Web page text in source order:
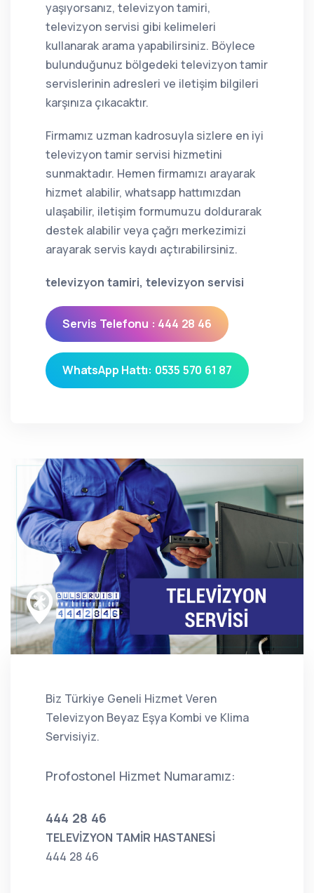
yaşıyorsanız, televizyon tamiri,
televizyon servisi gibi kelimeleri
kullanarak arama yapabilirsiniz. Böylece
bulunduğunuz bölgedeki televizyon tamir
servislerinin adresleri ve iletişim bilgileri
karşınıza çıkacaktır.
Firmamız uzman kadrosuyla sizlere en iyi
televizyon tamir servisi hizmetini
sunmaktadır. Hemen firmamızı arayarak
hizmet alabilir, whatsapp hattımızdan
ulaşabilir, iletişim formumuzu doldurarak
destek alabilir veya çağrı merkezimizi
arayarak servis kaydı açtırabilirsiniz.
televizyon tamiri, televizyon servisi
Servis Telefonu : 444 28 46
WhatsApp Hattı: 0535 570 61 87
Biz Türkiye Geneli Hizmet Veren
Televizyon Beyaz Eşya Kombi ve Klima
Servisiyiz.
Profostonel Hizmet Numaramız:
444 28 46
TELEVİZYON TAMİR HASTANESİ
444 28 46